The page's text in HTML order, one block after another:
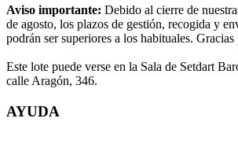
Aviso importante: Debido al cierre de
de agosto, los plazos de gestión, recogida y
podrán ser superiores a los habituales.
Este lote puede verse en la Sala de Setdart
calle Aragón, 346.
AYUDA